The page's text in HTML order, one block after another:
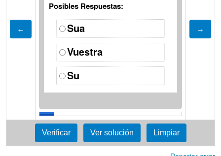
Posibles Respuestas:
Sua
Vuestra
Su